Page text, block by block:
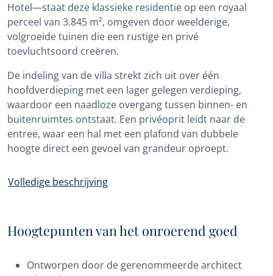
Hotel—staat deze klassieke residentie op een royaal
perceel van 3.845 m², omgeven door weelderige,
volgroeide tuinen die een rustige en privé
toevluchtsoord creëren.
De indeling van de villa strekt zich uit over één
hoofdverdieping met een lager gelegen verdieping,
waardoor een naadloze overgang tussen binnen- en
buitenruimtes ontstaat. Een privéoprit leidt naar de
entree, waar een hal met een plafond van dubbele
hoogte direct een gevoel van grandeur oproept.
Volledige beschrijving
Hoogtepunten van het onroerend goed
Ontworpen door de gerenommeerde architect